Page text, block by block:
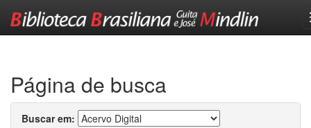
Página de busca
Buscar em: